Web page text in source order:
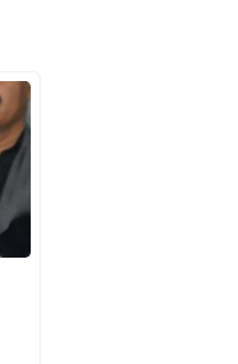
/ JS Code